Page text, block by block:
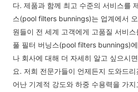
다. 제품과 함께 최고 수준의 서비스를
스(pool filters bunnings)는 업계에서
원들이 전 세계 고객에게 고품질 서비
풀 필터 버닝스(pool filters bunnings)
나 회사에 대해 더 자세히 알고 싶으시
요. 저희 전문가들이 언제든지 도와드
어난 기계적 강도와 하중 수용력을 가